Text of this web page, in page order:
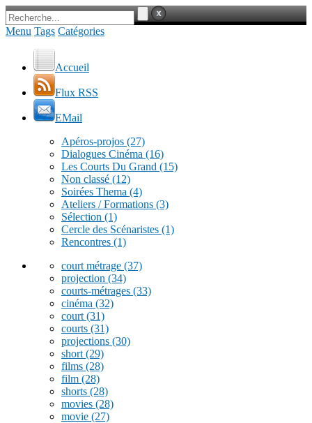
Menu Tags Catégories
Accueil
Flux RSS
EMail
Apéros-projos (27)
Dialogues Cinéma (16)
Les Courts Du Grand (15)
Non classé (12)
Soirées Thema (4)
Ateliers / Formations (3)
Sélection (1)
Cercle des Scénaristes (1)
Rencontres (1)
court métrage (37)
projection (34)
courts-métrages (33)
cinéma (32)
court (31)
courts (31)
projections (30)
short (29)
films (28)
film (28)
shorts (28)
movies (28)
movie (27)